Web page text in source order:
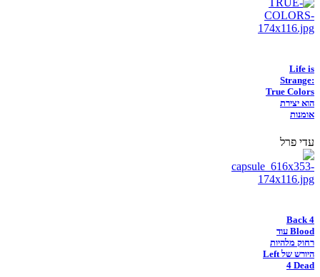
Life is
Strange:
True Colors
הוא יצירת
אומנות
עדי פרל
Back 4
Blood עוד
רחוק מלהיות
היורש של Left
4 Dead